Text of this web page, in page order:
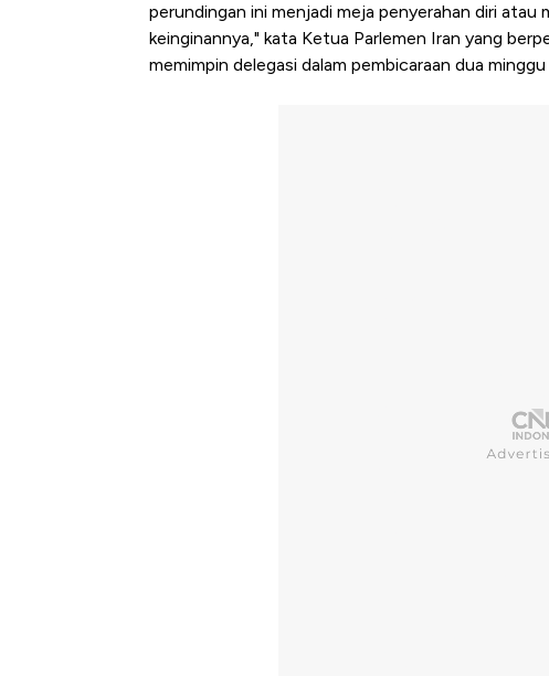
perundingan ini menjadi meja penyerahan diri atau
keinginannya," kata Ketua Parlemen Iran yang
memimpin delegasi dalam pembicaraan dua